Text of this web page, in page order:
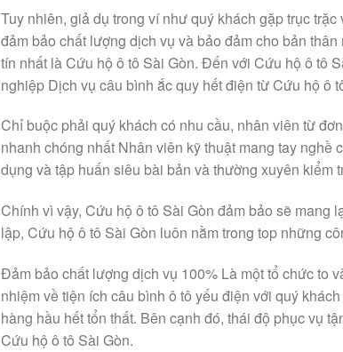
Tuy nhiên, giả dụ trong ví như quý khách gặp trục
đảm bảo chất lượng dịch vụ và bảo đảm cho bản
tín nhất là Cứu hộ ô tô Sài Gòn. Đến với Cứu hộ ô tô
nghiệp Dịch vụ câu bình ắc quy hết điện từ Cứu hộ ô
Chỉ buộc phải quý khách có nhu cầu, nhân viên từ
nhanh chóng nhất Nhân viên kỹ thuật mang tay
dụng và tập huấn siêu bài bản và thường xuyên kiểm
Chính vì vậy, Cứu hộ ô tô Sài Gòn đảm bảo sẽ mang
lập, Cứu hộ ô tô Sài Gòn luôn nằm trong top những
Đảm bảo chất lượng dịch vụ 100% Là một tổ chức to
nhiệm về tiện ích câu bình ô tô yếu điện với quý
hàng hầu hết tổn thất. Bên cạnh đó, thái độ phục vụ
Cứu hộ ô tô Sài Gòn.